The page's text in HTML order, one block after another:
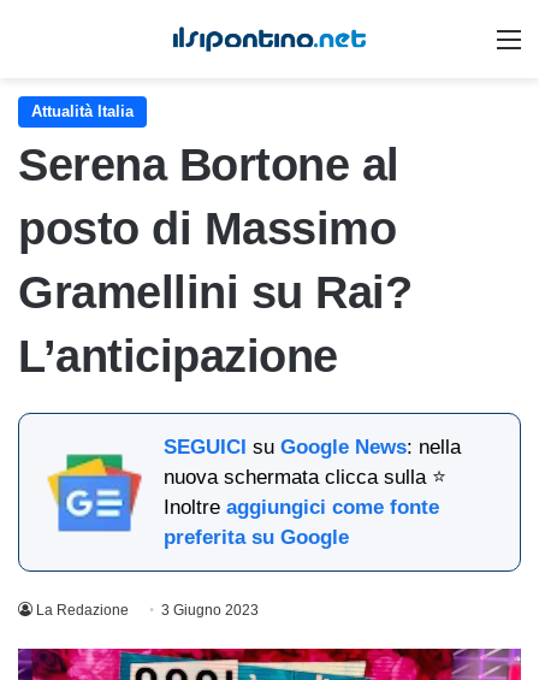
Attualità Italia
Serena Bortone al
posto di Massimo
Gramellini su Rai?
L’anticipazione
SEGUICI suGoogle News: nella
nuova schermata clicca sulla ⭐
Inoltreaggiungici come fonte
preferita su Google
La Redazione 3 Giugno 2023